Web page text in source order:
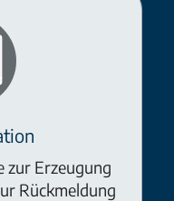
zur Erzeugung
Rückmeldung